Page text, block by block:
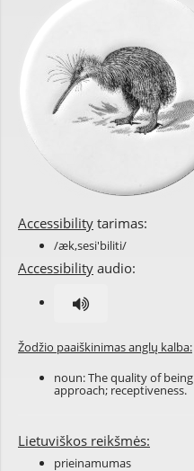
Accessibility tarimas:
/æk,sesi'biliti/
Accessibility audio:
Žodžio paaiškinimas anglų kalba:
noun: The quality of being
approach; receptiveness.
Lietuviškos reikšmės:
prieinamumas